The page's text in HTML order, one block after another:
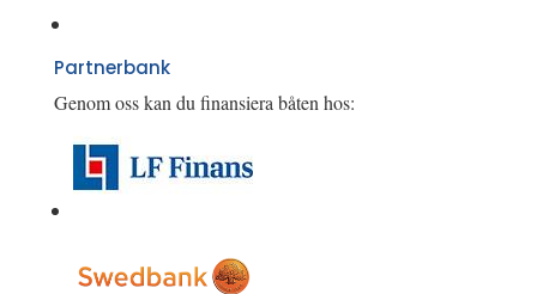
Partnerbank
Genom oss kan du finansiera båten hos: